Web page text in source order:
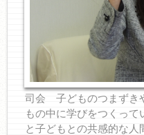
司会 子どものつまずき
もの中に学びをつくっ
と子どもとの共感的な